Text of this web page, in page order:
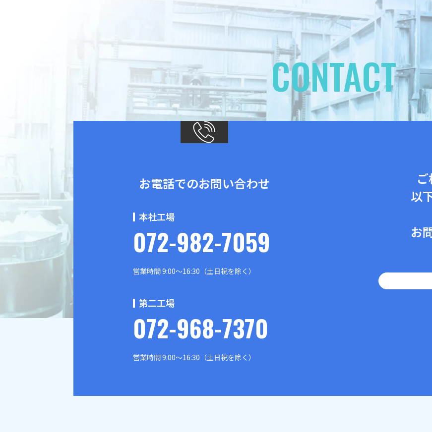
CONTACT
お電話でのお問い合わせ
本社工場
072-982-7059
営業時間 9:00～16:30（土日祝を除く）
第二工場
072-968-7370
営業時間 9:00～16:30（土日祝を除く）
以
お